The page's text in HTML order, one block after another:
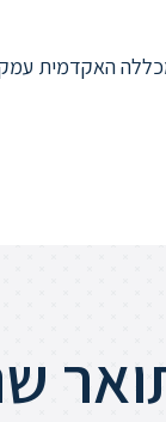
האקדמית